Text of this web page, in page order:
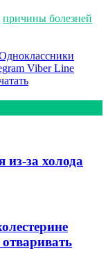
причины болезней
Viber Line
из-за холода